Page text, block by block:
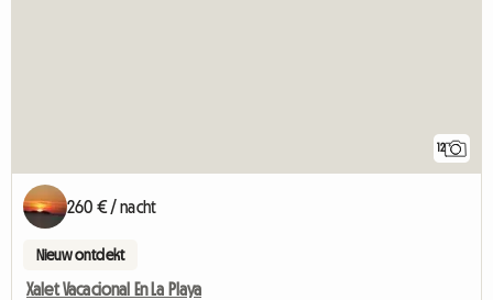
12
260 € / nacht
Nieuw ontdekt
Xalet Vacacional En La Playa